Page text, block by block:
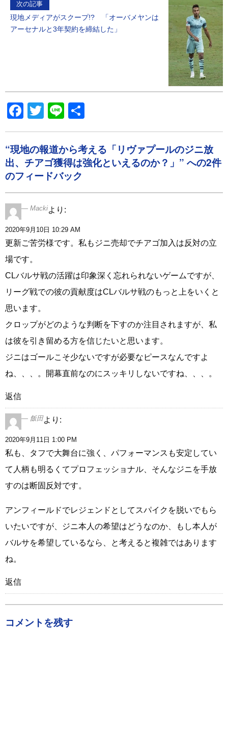
次の記事
現地メディアがスクープ!? 「オーバメヤンは
アーセナルと3年契約を締結した」
Facebook
Twitter
Line
有
“現地の報道から考える「リヴァプールのジニ放
出、チアゴ獲得は強化といえるのか？」” への2件
のフィードバック
Mackiより:
2020年9月10日 10:29 AM
更新ご苦労様です。私もジニ売却でチアゴ加入は反対の立
場です。
CLバルサ戦の活躍は印象深く忘れられないゲームですが、
リーグ戦での彼の貢献度はCLバルサ戦のもっと上をいくと
思います。
クロップがどのような判断を下すのか注目されますが、私
は彼を引き留める方を信じたいと思います。
ジニはゴールこそ少ないですが必要なピースなんですよ
ね、、、。開幕直前なのにスッキリしないですね、、、。
返信
飯田より:
2020年9月11日 1:00 PM
私も、タフで大舞台に強く、パフォーマンスも安定してい
て人柄も明るくてプロフェッショナル、そんなジニを手放
すのは断固反対です。
アンフィールドでレジェンドとしてスパイクを脱いでもら
いたいですが、ジニ本人の希望はどうなのか、もし本人が
バルサを希望しているなら、と考えると複雑ではあります
ね。
返信
コメントを残す